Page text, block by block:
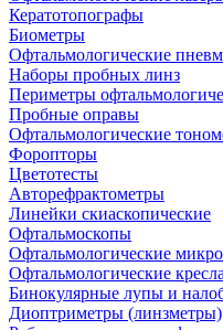
Кератотопографы
Биометры
Офтальмологические
Наборы пробных линз
Периметры
Пробные оправы
Офтальмологические
Форопторы
Цветотесты
Авторефрактометры
Линейки скиаскопические
Офтальмоскопы
Офтальмологические
Офтальмологические кресла
Бинокулярные лупы и
Диоптриметры (линзметры)